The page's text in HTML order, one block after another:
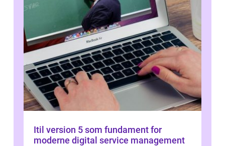
Itil version 5 som fundament for
moderne digital service management